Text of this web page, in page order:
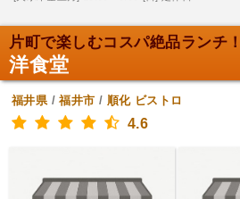
片町で楽しむコスパ絶品ランチ！
洋食堂
福井県/福井市 / 順化 ビストロ
4.6